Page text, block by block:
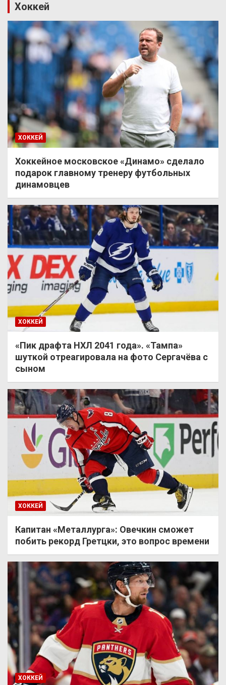
Хоккей
ХОККЕЙ
Хоккейное московское «Динамо» сделало
подарок главному тренеру футбольных
динамовцев
ХОККЕЙ
«Пик драфта НХЛ 2041 года». «Тампа»
шуткой отреагировала на фото Сергачёва с
сыном
ХОККЕЙ
Капитан «Металлурга»: Овечкин сможет
побить рекорд Гретцки, это вопрос времени
ХОККЕЙ